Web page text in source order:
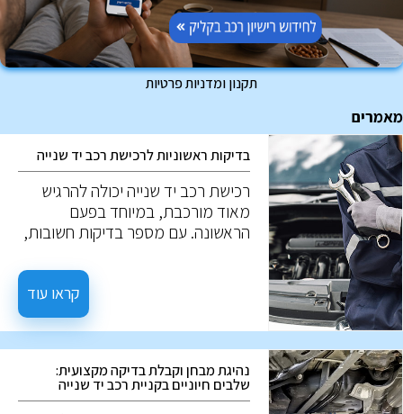
תקנון ומדניות פרטיות
מאמרים
בדיקות ראשוניות לרכישת רכב יד שנייה
רכישת רכב יד שנייה יכולה להרגיש
מאוד מורכבת, במיוחד בפעם
הראשונה. עם מספר בדיקות חשובות,
בדיקות חשובות כאשר שוקלים רכב יד
קראו עוד
נהיגת מבחן וקבלת בדיקה מקצועית:
שלבים חיוניים בקניית רכב יד שנייה